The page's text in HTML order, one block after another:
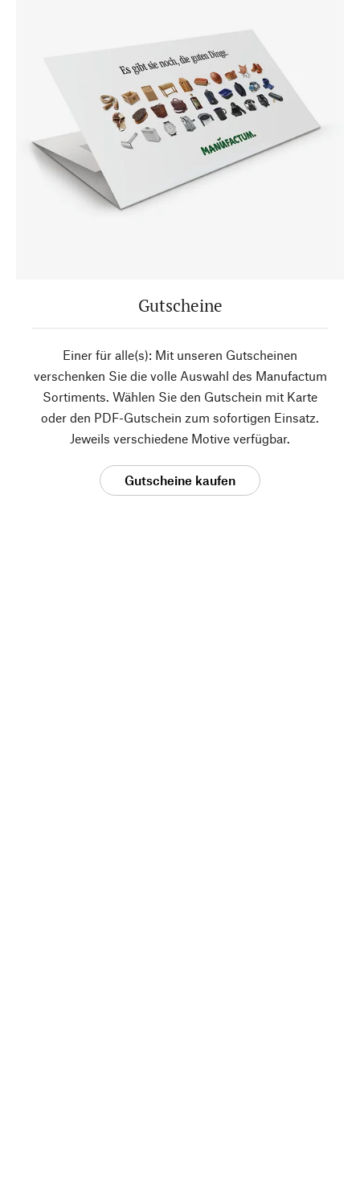
Gutscheine
Einer für alle(s): Mit unseren Gutscheinen
verschenken Sie die volle Auswahl des Manufactum
Sortiments. Wählen Sie den Gutschein mit Karte
oder den PDF-Gutschein zum sofortigen Einsatz.
Jeweils verschiedene Motive verfügbar.
Gutscheine kaufen